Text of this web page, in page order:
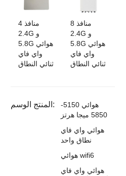
4 منافذ
2.4G و
5.8G هوائي
واي فاي
ثنائي النطاق
8 منافذ
2.4G و
5.8G هوائي
واي فاي
ثنائي النطاق
المنتج الوسم:
هوائي 5150-
5850 ميجا هرتز
هوائي واي فاي
نطاق واحد
هوائي wifi6
هوائي واي فاي